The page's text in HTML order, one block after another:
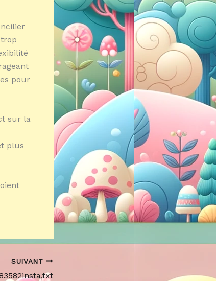
pour
sur la
plus
SUIVANT